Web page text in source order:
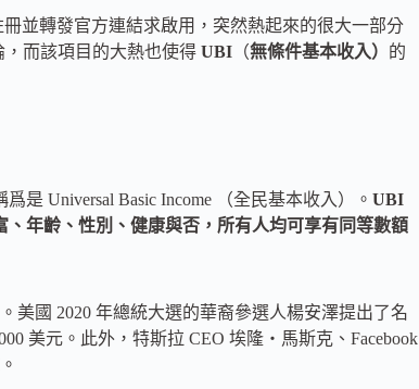
並轉發官方連結求啟用，突然熱起來的很大一部分
而該項目的大熱也使得 UBI （無條件基本收入） 的
是 Universal Basic Income （全民基本收入）。 UBI
年齡、性別、健康與否，所有人均可享有同等數額
美國 2020 年總統大選的華裔參選人楊安澤提出了名
美元。此外，特斯拉 CEO 埃隆・馬斯克、Facebook